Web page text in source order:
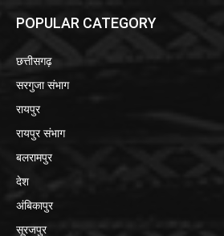
POPULAR CATEGORY
छत्तीसगढ़
सरगुजा संभाग
रायपुर
रायपुर संभाग
बलरामपुर
देश
अंबिकापुर
सूरजपुर